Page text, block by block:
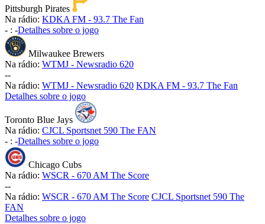
Pittsburgh Pirates
Na rádio: KDKA FM - 93.7 The Fan
- : -Detalhes sobre o jogo
Milwaukee Brewers
Na rádio: WTMJ - Newsradio 620
--
Na rádio: WTMJ - Newsradio 620 KDKA FM - 93.7 The Fan
Detalhes sobre o jogo
Toronto Blue Jays
Na rádio: CJCL Sportsnet 590 The FAN
- : -Detalhes sobre o jogo
Chicago Cubs
Na rádio: WSCR - 670 AM The Score
--
Na rádio: WSCR - 670 AM The Score CJCL Sportsnet 590 The
FAN
Detalhes sobre o jogo